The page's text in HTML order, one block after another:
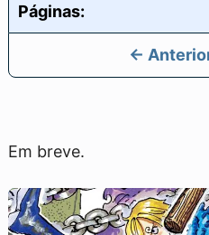
Páginas:
←
Em breve.